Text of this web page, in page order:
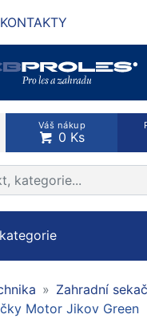
KONTAKTY
Váš nákup
0 Ks
Zahradní
Motor Jikov Green